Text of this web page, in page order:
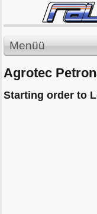
Menüü
Agrotec
Starting order to